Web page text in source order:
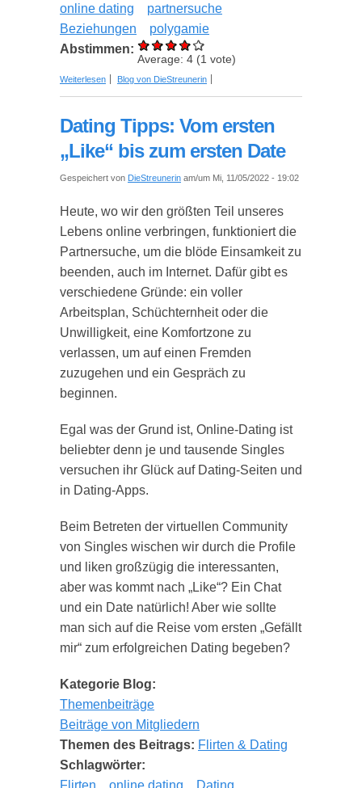
online dating
partnersuche
Beziehungen
polygamie
Abstimmen:
Average: 4 (1 vote)
Weiterlesen über Die Welt des Sugar Daddy Dating: Die Rolle
Blog von DieStreunerin
Dating Tipps: Vom ersten
„Like“ bis zum ersten Date
Gespeichert von DieStreunerin am/um Mi, 11/05/2022 - 19:02
Heute, wo wir den größten Teil unseres
Lebens online verbringen, funktioniert die
Partnersuche, um die blöde Einsamkeit zu
beenden, auch im Internet. Dafür gibt es
verschiedene Gründe: ein voller
Arbeitsplan, Schüchternheit oder die
Unwilligkeit, eine Komfortzone zu
verlassen, um auf einen Fremden
zuzugehen und ein Gespräch zu
beginnen.
Egal was der Grund ist, Online-Dating ist
beliebter denn je und tausende Singles
versuchen ihr Glück auf Dating-Seiten und
in Dating-Apps.
Beim Betreten der virtuellen Community
von Singles wischen wir durch die Profile
und liken großzügig die interessanten,
aber was kommt nach „Like“? Ein Chat
und ein Date natürlich! Aber wie sollte
man sich auf die Reise vom ersten „Gefällt
mir“ zum erfolgreichen Dating begeben?
Kategorie Blog:
Themenbeiträge
Beiträge von Mitgliedern
Themen des Beitrags: Flirten & Dating
Schlagwörter:
Flirten
online dating Dating